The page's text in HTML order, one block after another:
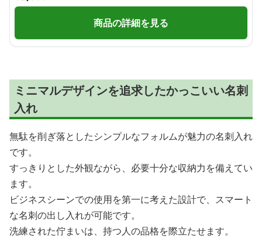
商品の詳細を見る
ミニマルデザインを追求したかっこいい名刺
入れ
無駄を削ぎ落としたシンプルなフォルムが魅力の名刺入れ
です。
すっきりとした外観ながら、必要十分な収納力を備えてい
ます。
ビジネスシーンでの使用を第一に考えた設計で、スマート
な名刺の出し入れが可能です。
洗練された佇まいは、持つ人の品格を際立たせます。